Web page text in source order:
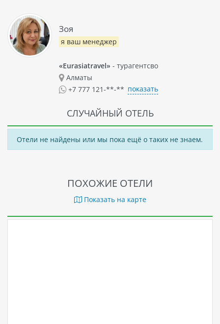
Зоя
я ваш менеджер
«Eurasiatravel» - турагентсво
Алматы
+7 777 121-**-** показать
СЛУЧАЙНЫЙ ОТЕЛЬ
Отели не найдены или мы пока ещё о таких не знаем.
ПОХОЖИЕ ОТЕЛИ
Показать на карте